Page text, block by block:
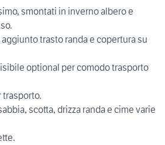
smontati in inverno albero e
trasto randa e copertura su
optional per comodo trasporto
trasporto.
scotta, drizza randa e cime varie